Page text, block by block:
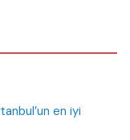
en iyi